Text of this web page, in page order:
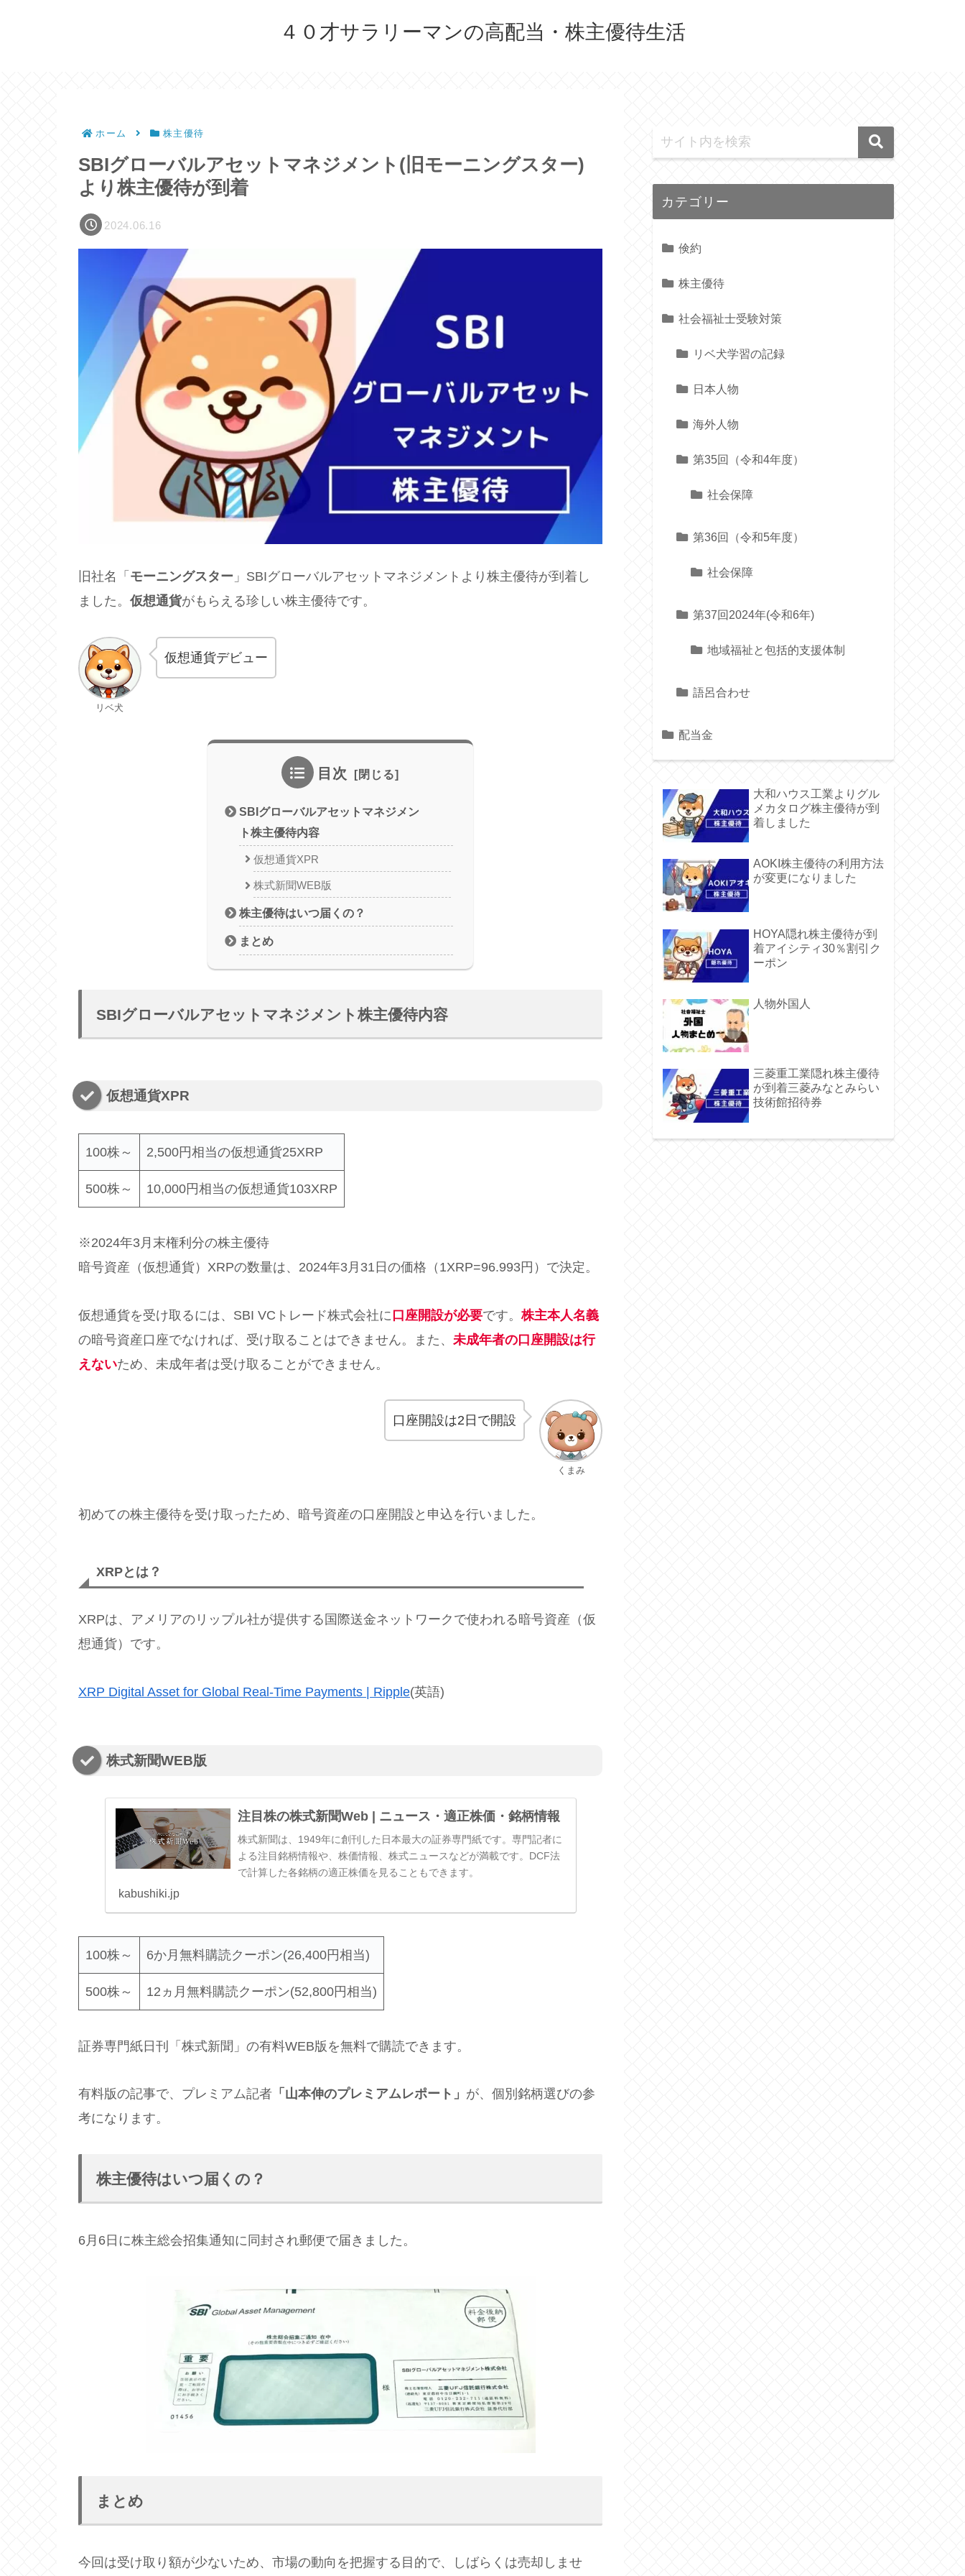
４０才サラリーマンの高配当・株主優待生活
ホーム 株主優待
SBIグローバルアセットマネジメント(旧モーニングスター)
より株主優待が到着
2024.06.16
旧社名「 モーニングスター 」SBIグローバルアセットマネジメントより株主優待が到着し
ました。 仮想通貨がもらえる珍しい株主優待です。
リベ犬
仮想通貨デビュー
目次
SBIグローバルアセットマネジメン
ト株主優待内容
仮想通貨XPR
株式新聞WEB版
株主優待はいつ届くの？
まとめ
SBIグローバルアセットマネジメント株主優待内容
仮想通貨XPR
100株～ 2,500円相当の仮想通貨25XRP
500株～ 10,000円相当の仮想通貨103XRP
※2024年3月末権利分の株主優待
暗号資産（仮想通貨）XRPの数量は、2024年3月31日の価格（1XRP=96.993円）で決定。
仮想通貨を受け取るには、SBI VCトレード株式会社に 口座開設が必要です。株主本人名義
の暗号資産口座でなければ、受け取ることはできません。また、 未成年者の口座開設は行
えないため、未成年者は受け取ることができません。
くまみ
口座開設は2日で開設
初めての株主優待を受け取ったため、暗号資産の口座開設と申込を行いました。
XRPとは？
XRPは、アメリアのリップル社が提供する国際送金ネットワークで使われる暗号資産（仮
想通貨）です。
XRP Digital Asset for Global Real-Time Payments | Ripple(英語)
株式新聞WEB版
注目株の株式新聞Web | ニュース・適正株価・銘柄情報
株式新聞は、1949年に創刊した日本最大の証券専門紙です。専門記者に
よる注目銘柄情報や、株価情報、株式ニュースなどが満載です。DCF法
で計算した各銘柄の適正株価を見ることもできます。
kabushiki.jp
100株～ 6か月無料購読クーポン(26,400円相当)
500株～ 12ヵ月無料購読クーポン(52,800円相当)
証券専門紙日刊「株式新聞」の有料WEB版を無料で購読できます。
有料版の記事で、プレミアム記者 「山本伸のプレミアムレポート」 が、個別銘柄選びの参
考になります。
株主優待はいつ届くの？
6月6日に株主総会招集通知に同封され郵便で届きました。
まとめ
今回は受け取り額が少ないため、市場の動向を把握する目的で、しばらくは売却しませ
カテゴリー
倹約
株主優待
社会福祉士受験対策
リベ犬学習の記録
日本人物
海外人物
第35回（令和4年度）
社会保障
第36回（令和5年度）
社会保障
第37回2024年(令和6年)
地域福祉と包括的支援体制
語呂合わせ
配当金
大和ハウス工業よりグル
メカタログ株主優待が到
着しました
AOKI株主優待の利用方法
が変更になりました
HOYA隠れ株主優待が到
着アイシティ30％割引ク
ーポン
人物外国人
三菱重工業隠れ株主優待
が到着三菱みなとみらい
技術館招待券